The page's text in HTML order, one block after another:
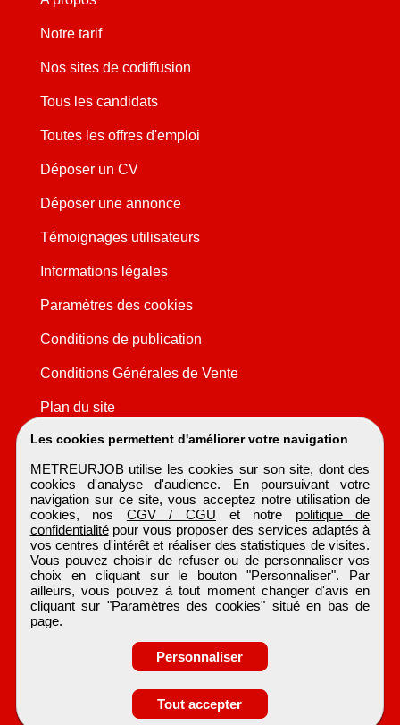
Candidature spontanée
Les cookies permettent d'améliorer votre navigation
METREURJOB utilise les cookies sur son site, dont des
cookies d'analyse d'audience. En poursuivant votre
navigation sur ce site, vous acceptez notre utilisation de
cookies, nos CGV / CGU et notre politique de
confidentialitépour vous proposer des services adaptés à
vos centres d'intérêt et réaliser des statistiques de visites.
Vous pouvez choisir de refuser ou de personnaliser vos
choix en cliquant sur le bouton "Personnaliser". Par
ailleurs, vous pouvez à tout moment changer d'avis en
cliquant sur "Paramètres des cookies" situé en bas de
page.
Personnaliser
Tout accepter
Notre tarif
Nos sites de codiffusion
Tous les candidats
Toutes les offres d'emploi
Déposer un CV
Déposer une annonce
Témoignages utilisateurs
Informations légales
Paramètres des cookies
Conditions de publication
Conditions Générales de Vente
Plan du site
METREURJOB